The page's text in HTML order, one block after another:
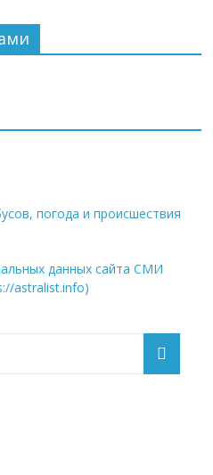
погода и происшествия
данных сайта СМИ
astralist.info)